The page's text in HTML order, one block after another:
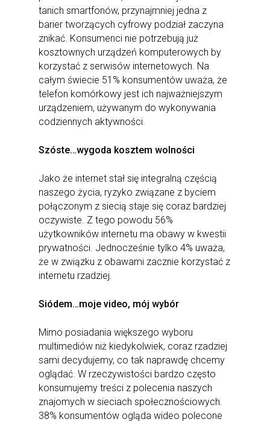
tanich smartfonów, przynajmniej jedna z
barier tworzących cyfrowy podział zaczyna
znikać. Konsumenci nie potrzebują już
kosztownych urządzeń komputerowych by
korzystać z serwisów internetowych. Na
całym świecie 51% konsumentów uważa, że
telefon komórkowy jest ich najważniejszym
urządzeniem, używanym do wykonywania
codziennych aktywności.
Szóste…wygoda kosztem wolności
Jako że internet stał się integralną częścią
naszego życia, ryzyko związane z byciem
połączonym z siecią staje się coraz bardziej
oczywiste. Z tego powodu 56%
użytkowników internetu ma obawy w kwestii
prywatności. Jednocześnie tylko 4% uważa,
że w związku z obawami zacznie korzystać z
internetu rzadziej.
Siódem…moje video, mój wybór
Mimo posiadania większego wyboru
multimediów niż kiedykolwiek, coraz rzadziej
sami decydujemy, co tak naprawdę chcemy
oglądać. W rzeczywistości bardzo często
konsumujemy treści z polecenia naszych
znajomych w sieciach społecznościowych.
38% konsumentów ogląda wideo polecone